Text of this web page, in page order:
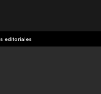
editoriales